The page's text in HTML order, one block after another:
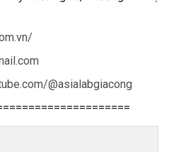
@asialabgiacong